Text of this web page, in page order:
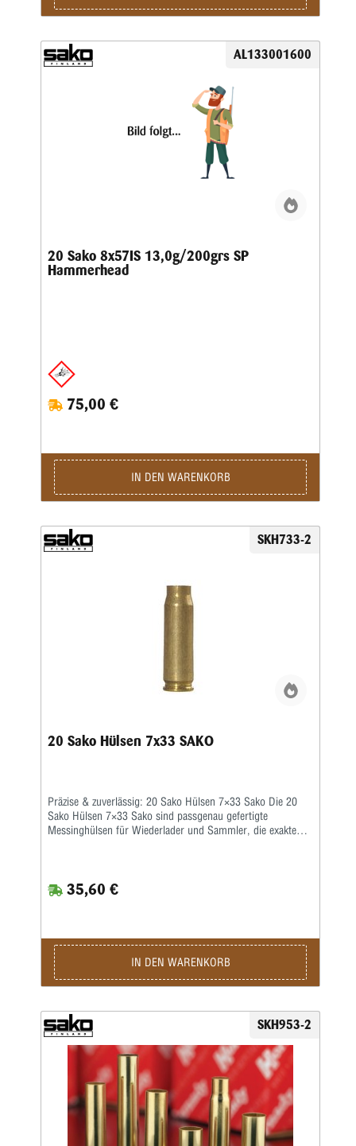
AL133001600
20 Sako 8x57IS 13,0g/200grs SP
Hammerhead
75,00 €
IN DEN WARENKORB
SKH733-2
20 Sako Hülsen 7x33 SAKO
Präzise & zuverlässig: 20 Sako Hülsen 7×33 Sako Die 20
Sako Hülsen 7×33 Sako sind passgenau gefertigte
Messinghülsen für Wiederlader und Sammler, die exakte
Toleranzen – ideale Voraussetzungen für reproduzierbare
Laborierungen und eine verlässliche Patronenfunktion im
Qualitätsmessing, bei sachgemäßer Prüfung
wiederverwendbar Fertigung: präzise Toleranzen, saubere
Innenbearbeitung, gleichmäßige Wandstärke Vorteile Hohe
Maßhaltigkeit für konstante Schussergebnisse Robuste
Zündglocke für zuverlässige Hütchensetzung und Zündung
Kompakte 20er‑Packung – ideal für Tests,
Restaurationsprojekte und gezielte Laborierungen
Anwendung & Hinweise Die 20 Sako Hülsen 7×33 Sako
eignen sich für präzise Nachladungen, Restaurationsarbeiten
und Sammlerprojekte im entsprechenden Kaliber. Prüfe
Hülsen vor jedem Wiederverwenden auf Risse, Dehnung
oder Verformungen. Verwende nur passende Matrizensätze
und geeignetes Wiederlade‑Equipment. Beachte beim
35,60 €
IN DEN WARENKORB
SKH953-2